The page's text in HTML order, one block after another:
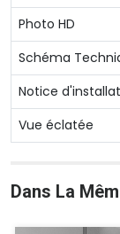
Photo HD
Schéma
Notice
Vue éclatée
Dans La